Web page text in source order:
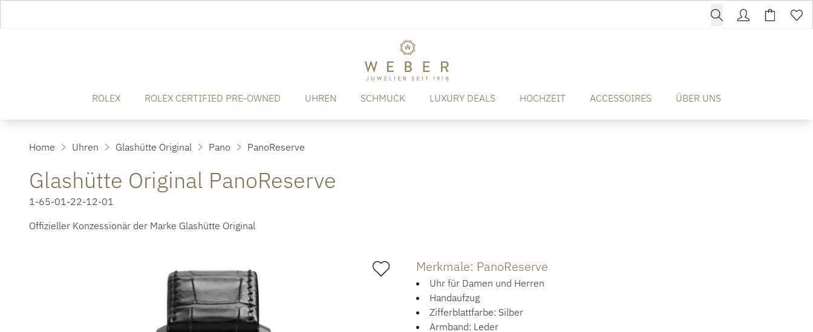
ROLEX ROLEX CERTIFIED PRE-OWNED UHREN SCHMUCK LUXURY DEALS HOCHZEIT ACCESSOIRES ÜBER UNS
Home Uhren Glashütte Original Pano PanoReserve
Glashütte Original PanoReserve
1-65-01-22-12-01
Offizieller Konzessionär der Marke Glashütte Original
Merkmale: PanoReserve
Uhr für Damen und Herren
Handaufzug
Zifferblattfarbe: Silber
Armband: Leder